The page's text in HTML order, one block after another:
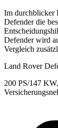
Im durchblicker
Defenderdie
Defenderwird
Vergleich
Land Rover
200 PS/147